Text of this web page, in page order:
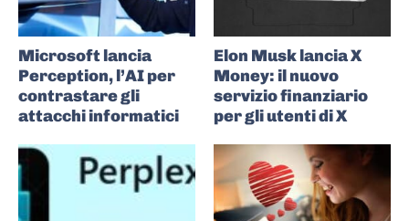
Microsoft lancia
Perception, l’AI per
contrastare gli
attacchi informatici
Elon Musk lancia X
Money: il nuovo
servizio finanziario
per gli utenti di X